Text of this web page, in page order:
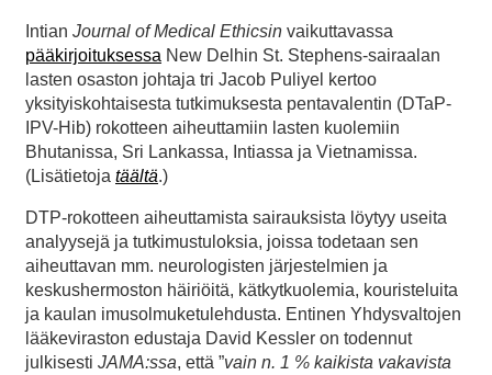
Intian Journal of Medical Ethicsin vaikuttavassa
pääkirjoituksessa New Delhin St. Stephens-sairaalan
lasten osaston johtaja tri Jacob Puliyel kertoo
yksityiskohtaisesta tutkimuksesta pentavalentin (DTaP-
IPV-Hib) rokotteen aiheuttamiin lasten kuolemiin
Bhutanissa, Sri Lankassa, Intiassa ja Vietnamissa.
(Lisätietoja täältä.)
DTP-rokotteen aiheuttamista sairauksista löytyy useita
analyysejä ja tutkimustuloksia, joissa todetaan sen
aiheuttavan mm. neurologisten järjestelmien ja
keskushermoston häiriöitä, kätkytkuolemia, kouristeluita
ja kaulan imusolmuketulehdusta. Entinen Yhdysvaltojen
lääkeviraston edustaja David Kessler on todennut
julkisesti JAMA:ssa, että ”vain n. 1 % kaikista vakavista